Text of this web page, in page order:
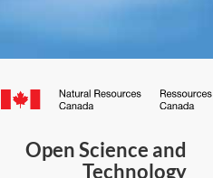
Canada.ca
Open Science and
Technology